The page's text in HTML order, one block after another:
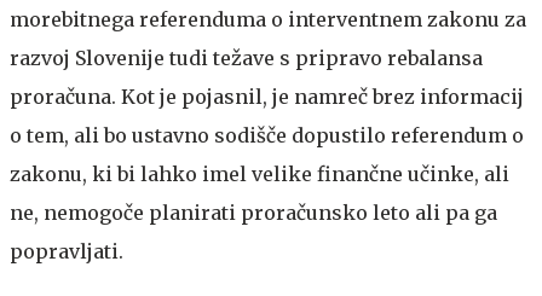
morebitnega referenduma o interventnem zakonu za
razvoj Slovenije tudi težave s pripravo rebalansa
proračuna. Kot je pojasnil, je namreč brez informacij
o tem, ali bo ustavno sodišče dopustilo referendum o
zakonu, ki bi lahko imel velike finančne učinke, ali
ne, nemogoče planirati proračunsko leto ali pa ga
popravljati.